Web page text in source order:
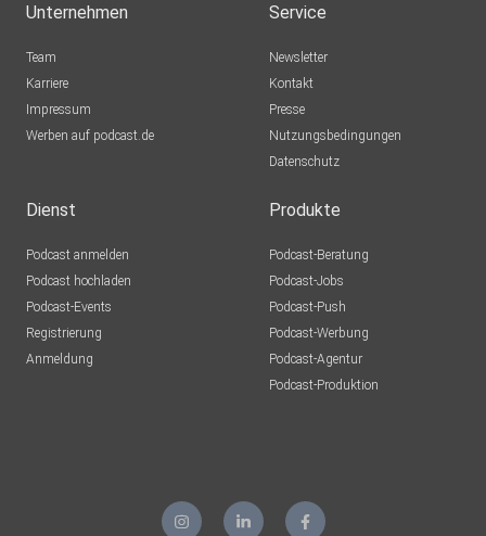
Unternehmen
Team
Karriere
Impressum
Werben auf podcast.de
Service
Newsletter
Kontakt
Presse
Nutzungsbedingungen
Datenschutz
Dienst
Podcast anmelden
Podcast hochladen
Podcast-Events
Registrierung
Anmeldung
Produkte
Podcast-Beratung
Podcast-Jobs
Podcast-Push
Podcast-Werbung
Podcast-Agentur
Podcast-Produktion